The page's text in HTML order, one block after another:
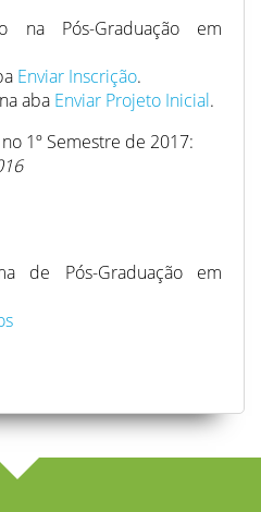
na Pós-Graduação em
Enviar Inscrição.
aba Enviar Projeto Inicial.
1º Semestre de 2017:
de Pós-Graduação em